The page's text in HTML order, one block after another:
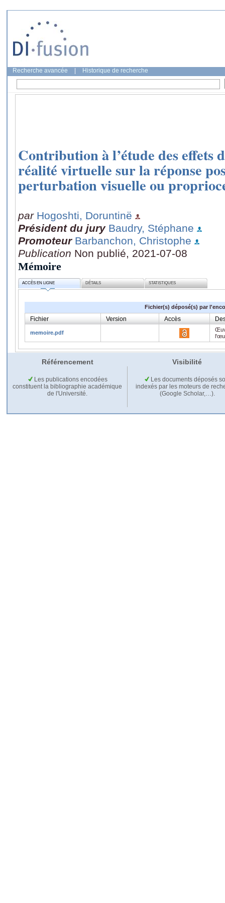
Recherche avancée Historique de recherche
Contribution à l’étude des effets
réalité virtuelle sur la réponse
perturbation visuelle ou
par Hogoshti, Doruntinë
Président du jury Baudry, Stéphane
Promoteur Barbanchon, Christophe
Publication Non publié, 2021-07-08
Mémoire
ACCÈS EN LIGNE DÉTAILS STATISTIQUES
Fichier(s) déposé(s) par
Fichier Version Accès
memoire.pdf
Référencement Visibilité
Les publications encodées
constituent la bibliographie académique
de l'Université.
Les documents déposés
indexés par les moteurs de
(Google Scholar,…).